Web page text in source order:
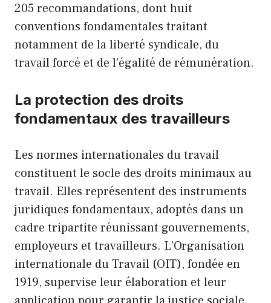
205 recommandations, dont huit
conventions fondamentales traitant
notamment de la liberté syndicale, du
travail forcé et de l'égalité de rémunération.
La protection des droits
fondamentaux des travailleurs
Les normes internationales du travail
constituent le socle des droits minimaux au
travail. Elles représentent des instruments
juridiques fondamentaux, adoptés dans un
cadre tripartite réunissant gouvernements,
employeurs et travailleurs. L'Organisation
internationale du Travail (OIT), fondée en
1919, supervise leur élaboration et leur